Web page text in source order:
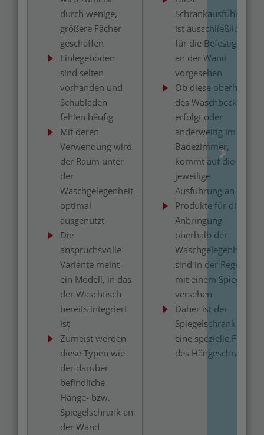
durch wenige,
größere Fächer
geschaffen
Einlegeböden
sind selten
vorhanden und
Schubladen
fehlen häufig
Mit deren
Verwendung wird
der Raum unter
der
Waschgelegenheit
optimal
ausgenutzt
Die
anspruchsvolle
Variante meint
ein Modell, in das
der Waschtisch
bereits integriert
ist
Zumeist werden
diese Typen wie
der darüber
befindliche
Hänge- bzw.
Spiegelschrank an
der Wand
Schrankausführung
ist ausschließlich
für die Befestigung
an der Wand
vorgesehen
Ob diese oberhalb
des Waschbeckens
erfolgt oder
anderweitig im
Badezimmer,
kommt auf die
jeweilige
Ausführung an
Produkte für die
Anbringung
oberhalb der
Waschgelegenheit
sind in der Regel
mit einem Spiegel
versehen
Daher ist der
Spiegelschrank
eine spezielle Form
des Hängeschranks